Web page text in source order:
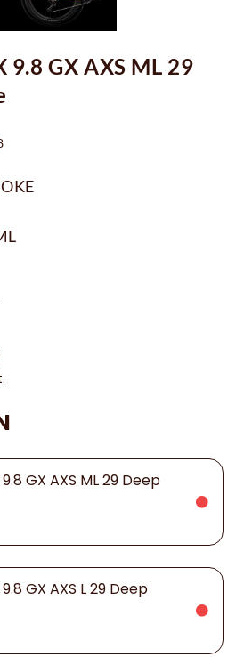
9.8 GX AXS ML 29
GX AXS ML 29 Deep
GX AXS L 29 Deep